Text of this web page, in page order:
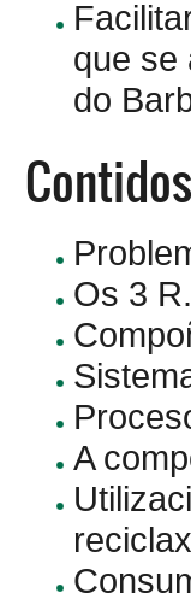
que se
do
Os 3
A